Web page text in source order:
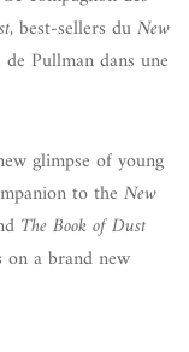
, best-sellers duNew
Pullman dans une
glimpse of young
to the New
The Book of Dust
on a brand new